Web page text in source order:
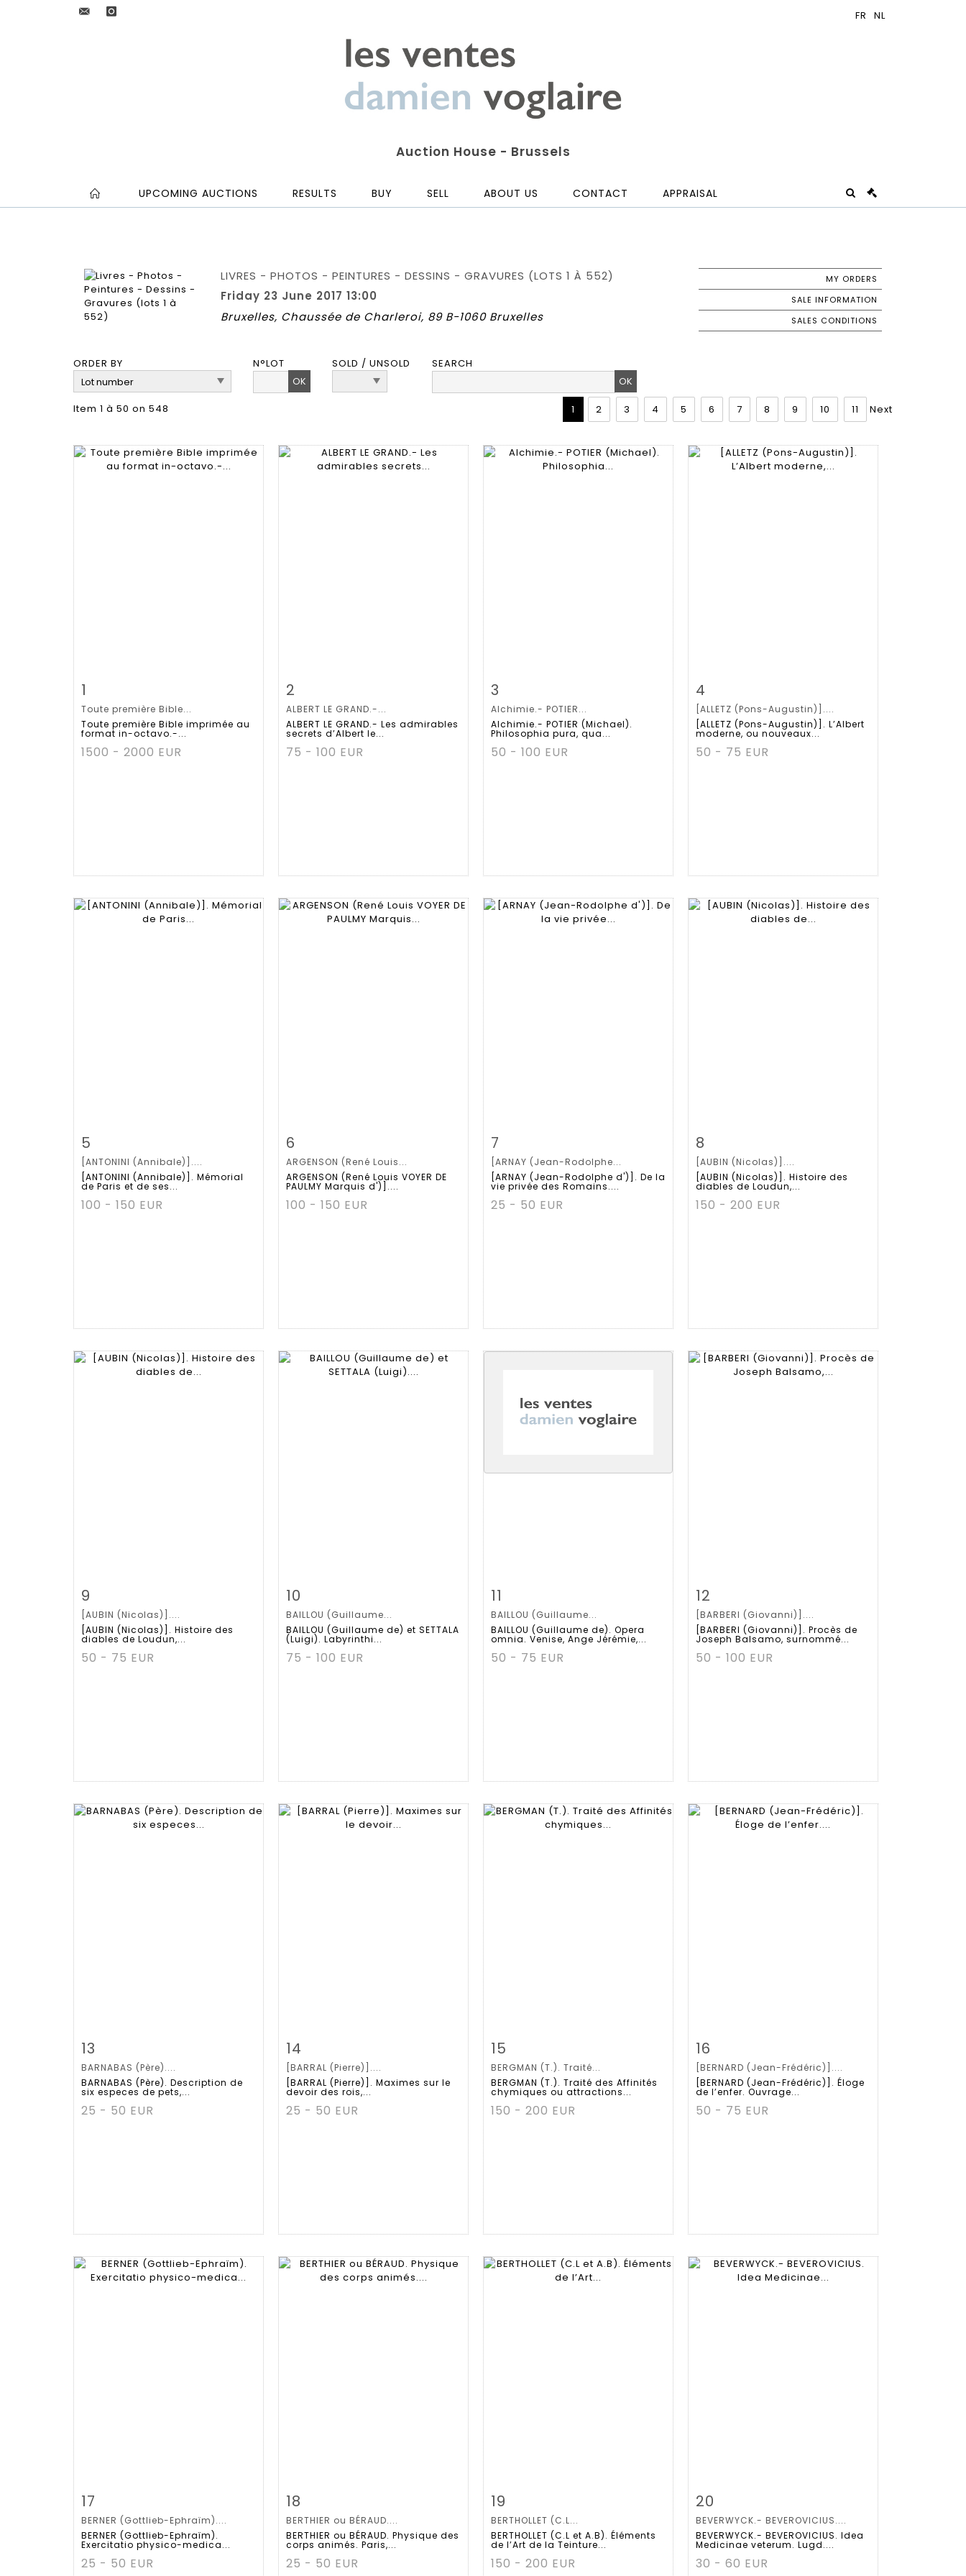
Auction House - Brussels
UPCOMING AUCTIONS RESULTS BUY SELL ABOUT US CONTACT APPRAISAL
LIVRES - PHOTOS - PEINTURES - DESSINS - GRAVURES (LOTS 1 À 552)
Friday 23 June 2017 13:00
Bruxelles, Chaussée de Charleroi, 89 B-1060 Bruxelles
MY ORDERS
SALE INFORMATION
SALES CONDITIONS
ORDER BY
N°LOT
OK
SOLD / UNSOLD SEARCH
Item 1 à 50 on 548 1 2 3 4 5 6 7 8 9 10 11 Next
1
Toute première Bible...
Toute première Bible imprimée au
format in-octavo.-...
1500 - 2000 EUR
2
ALBERT LE GRAND.-...
ALBERT LE GRAND.- Les admirables
secrets d’Albert le...
75 - 100 EUR
3
Alchimie.- POTIER...
Alchimie.- POTIER (Michael).
Philosophia pura, qua...
50 - 100 EUR
4
[ALLETZ (Pons-Augustin)]....
[ALLETZ (Pons-Augustin)]. L’Albert
moderne, ou nouveaux...
50 - 75 EUR
5
[ANTONINI (Annibale)]....
[ANTONINI (Annibale)]. Mémorial
de Paris et de ses...
100 - 150 EUR
6
ARGENSON (René Louis...
ARGENSON (René Louis VOYER DE
PAULMY Marquis d')]....
100 - 150 EUR
7
[ARNAY (Jean-Rodolphe...
[ARNAY (Jean-Rodolphe d')]. De la
vie privée des Romains....
25 - 50 EUR
8
[AUBIN (Nicolas)]....
[AUBIN (Nicolas)]. Histoire des
diables de Loudun,...
150 - 200 EUR
9
[AUBIN (Nicolas)]....
[AUBIN (Nicolas)]. Histoire des
diables de Loudun,...
50 - 75 EUR
10
BAILLOU (Guillaume...
BAILLOU (Guillaume de) et SETTALA
(Luigi). Labyrinthi...
75 - 100 EUR
11
BAILLOU (Guillaume...
BAILLOU (Guillaume de). Opera
omnia. Venise, Ange Jérémie,...
50 - 75 EUR
12
[BARBERI (Giovanni)]....
[BARBERI (Giovanni)]. Procès de
Joseph Balsamo, surnommé...
50 - 100 EUR
13
BARNABAS (Père)....
BARNABAS (Père). Description de
six especes de pets,...
25 - 50 EUR
14
[BARRAL (Pierre)]....
[BARRAL (Pierre)]. Maximes sur le
devoir des rois,...
25 - 50 EUR
15
BERGMAN (T.). Traité...
BERGMAN (T.). Traité des Affinités
chymiques ou attractions...
150 - 200 EUR
16
[BERNARD (Jean-Frédéric)]....
[BERNARD (Jean-Frédéric)]. Éloge
de l’enfer. Ouvrage...
50 - 75 EUR
17
BERNER (Gottlieb-Ephraïm)....
BERNER (Gottlieb-Ephraïm).
Exercitatio physico-medica...
25 - 50 EUR
18
BERTHIER ou BÉRAUD....
BERTHIER ou BÉRAUD. Physique des
corps animés. Paris,...
25 - 50 EUR
19
BERTHOLLET (C.L...
BERTHOLLET (C.L et A.B). Éléments
de l’Art de la Teinture...
150 - 200 EUR
Item detail
20
BEVERWYCK.- BEVEROVICIUS....
BEVERWYCK.- BEVEROVICIUS. Idea
Medicinae veterum. Lugd....
30 - 60 EUR